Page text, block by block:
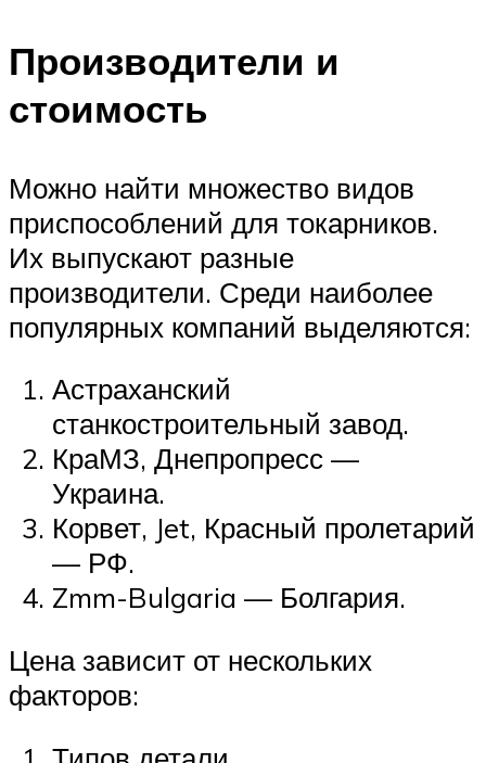
Производители и
стоимость
Можно найти множество видов
приспособлений для токарников.
Их выпускают разные
производители. Среди наиболее
популярных компаний выделяются:
Астраханский
станкостроительный завод.
КраМЗ, Днепропресс —
Украина.
Корвет, Jet, Красный пролетарий
— РФ.
Zmm-Bulgaria — Болгария.
Цена зависит от нескольких
факторов: